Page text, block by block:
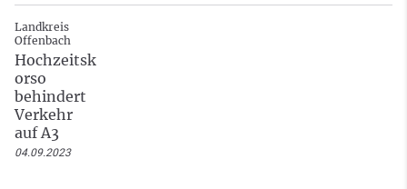
Landkreis
Offenbach
Hochzeitsk
orso
behindert
Verkehr
auf A3
04.09.2023